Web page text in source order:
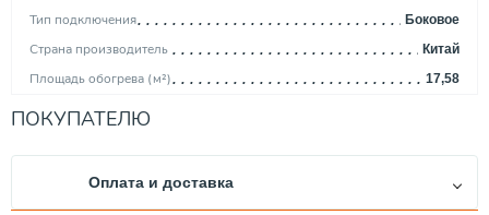
Тип подключения Боковое
Страна производитель Китай
Площадь обогрева (м²) 17,58
Межосевое расстояние (мм)
ПОКУПАТЕЛЮ
Оплата и доставка